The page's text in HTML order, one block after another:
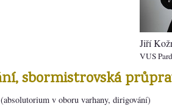
Jiří
VUS
sbormistrovská
v oboru varhany, dirigování)